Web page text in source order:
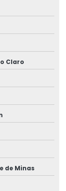
Claro
de Minas